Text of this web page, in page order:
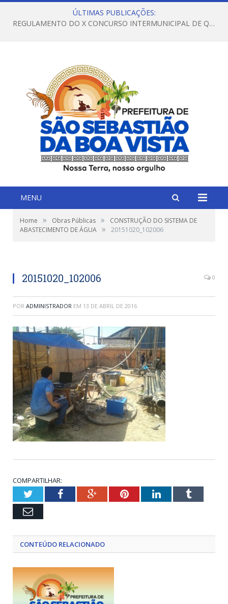
ÚLTIMAS PUBLICAÇÕES:
REGULAMENTO DO X CONCURSO INTERMUNICIPAL DE QUADRILHAS JUNINAS – 2026 – ARRAIÁ DA VENEZA
MENU
Home » Obras Públicas »
CONSTRUÇÃO DO SISTEMA DE
ABASTECIMENTO DE ÁGUA » 20151020_102006
20151020_102006 0
POR ADMINISTRADOR EM 13 DE ABRIL DE 2016
COMPARTILHAR:
TwitterFacebookGoogle+PinterestLinkedInTumblr
Email
CONTEÚDO RELACIONADO